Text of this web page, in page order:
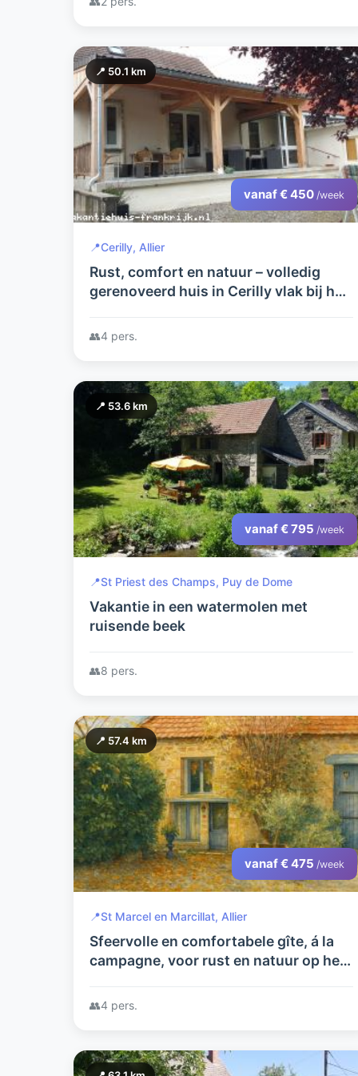
📍 50.1 km
vanaf € 450 /week
📍Cerilly, Allier
Rust, comfort en natuur – volledig
gerenoveerd huis in Cerilly vlak bij het
👥4 pers.
📍 53.6 km
vanaf € 795 /week
📍St Priest des Champs, Puy de Dome
Vakantie in een watermolen met
ruisende beek
👥8 pers.
📍 57.4 km
vanaf € 475 /week
📍St Marcel en Marcillat, Allier
Sfeervolle en comfortabele gîte, á la
campagne, voor rust en natuur op het
👥4 pers.